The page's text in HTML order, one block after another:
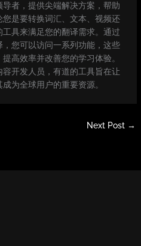
者，提供尖端解决方案，帮助
是要转换词汇、文本、视频还
具来满足您的翻译需求。通过
您可以访问一系列功能，这些
高效率并改善您的学习体验。
开发人员，有道的工具旨在让
为全球用户的重要资源。
Next Post →